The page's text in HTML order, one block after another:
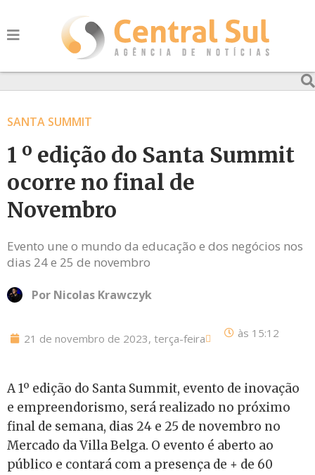
SANTA SUMMIT
1 º edição do Santa Summit
ocorre no final de
Novembro
Evento une o mundo da educação e dos negócios nos
dias 24 e 25 de novembro
Por Nicolas Krawczyk
21 de novembro de 2023, terça-feira às 15:12
A 1º edição do Santa Summit, evento de inovação
e empreendorismo, será realizado no próximo
final de semana, dias 24 e 25 de novembro no
Mercado da Villa Belga. O evento é aberto ao
público e contará com a presença de + de 60